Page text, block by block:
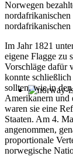
Norwegen
nordafrikanischen
nordafrikanischen
Im Jahr 1821
eigene Flagge zu
Vorschläge dafür
konnte
sollten, wie in
Amerikanern und
waren sie eine
Staaten. Am 4.
angenommen,
proportionale
norwegische